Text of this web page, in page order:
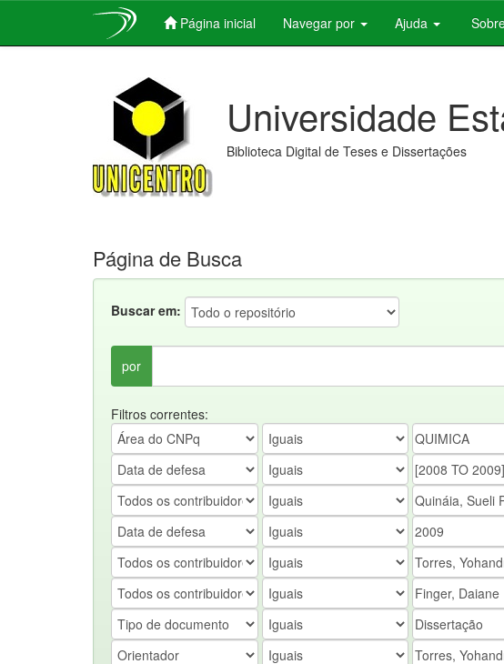
Página inicial Navegar por Ajuda
Universidade
Biblioteca Digital de Teses e Dissertações
Página de Busca
Buscar em:
por
Filtros correntes: